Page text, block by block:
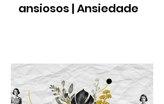
ansiosos | Ansiedade